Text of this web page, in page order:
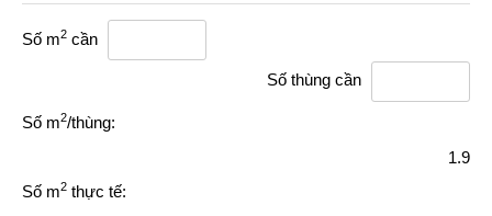
Số m2 cần
Số thùng cần
Số m2/thùng:
1.9
Số m2 thực tế: